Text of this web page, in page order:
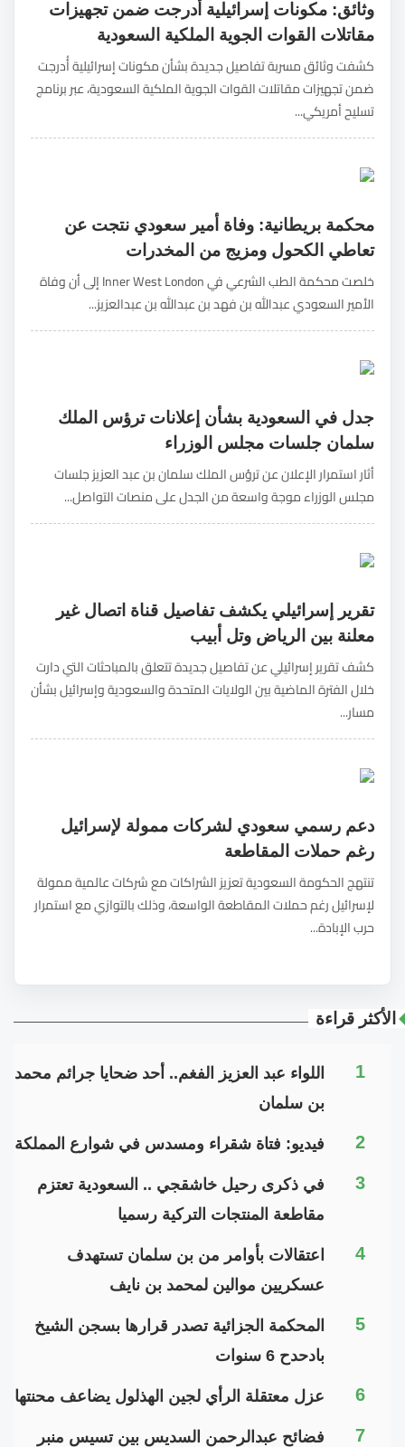
وثائق: مكونات إسرائيلية أُدرجت ضمن تجهيزات
مقاتلات القوات الجوية الملكية السعودية
كشفت وثائق مسربة تفاصيل جديدة بشأن مكونات إسرائيلية أُدرجت
ضمن تجهيزات مقاتلات القوات الجوية الملكية السعودية، عبر برنامج
تسليح أمريكي...
محكمة بريطانية: وفاة أمير سعودي نتجت عن
تعاطي الكحول ومزيج من المخدرات
خلصت محكمة الطب الشرعي في Inner West London إلى أن وفاة
الأمير السعودي عبدالله بن فهد بن عبدالله بن عبدالعزيز...
جدل في السعودية بشأن إعلانات ترؤس الملك
سلمان جلسات مجلس الوزراء
أثار استمرار الإعلان عن ترؤس الملك سلمان بن عبد العزيز جلسات
مجلس الوزراء موجة واسعة من الجدل على منصات التواصل...
تقرير إسرائيلي يكشف تفاصيل قناة اتصال غير
معلنة بين الرياض وتل أبيب
كشف تقرير إسرائيلي عن تفاصيل جديدة تتعلق بالمباحثات التي دارت
خلال الفترة الماضية بين الولايات المتحدة والسعودية وإسرائيل بشأن
مسار...
دعم رسمي سعودي لشركات ممولة لإسرائيل
رغم حملات المقاطعة
تنتهج الحكومة السعودية تعزيز الشراكات مع شركات عالمية ممولة
لإسرائيل رغم حملات المقاطعة الواسعة، وذلك بالتوازي مع استمرار
حرب الإبادة...
الأكثر قراءة
1
اللواء عبد العزيز الفغم.. أحد ضحايا جرائم محمد
بن سلمان
2 فيديو: فتاة شقراء ومسدس في شوارع المملكة
3
في ذكرى رحيل خاشقجي .. السعودية تعتزم
مقاطعة المنتجات التركية رسميا
4
اعتقالات بأوامر من بن سلمان تستهدف
عسكريين موالين لمحمد بن نايف
5
المحكمة الجزائية تصدر قرارها بسجن الشيخ
بادحدح 6 سنوات
6 عزل معتقلة الرأي لجين الهذلول يضاعف محنتها
7
فضائح عبدالرحمن السديس بين تسيس منبر